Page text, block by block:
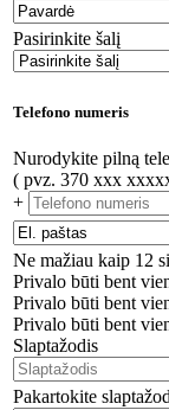
Pasirinkite šalį
Telefono numeris
Nurodykite pilną
( pvz. 370 xxx
+
Ne mažiau kaip 12
Privalo būti bent
Privalo būti bent
Privalo būti bent
Slaptažodis
Pakartokite